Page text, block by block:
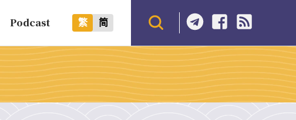
Podcast 繁 简